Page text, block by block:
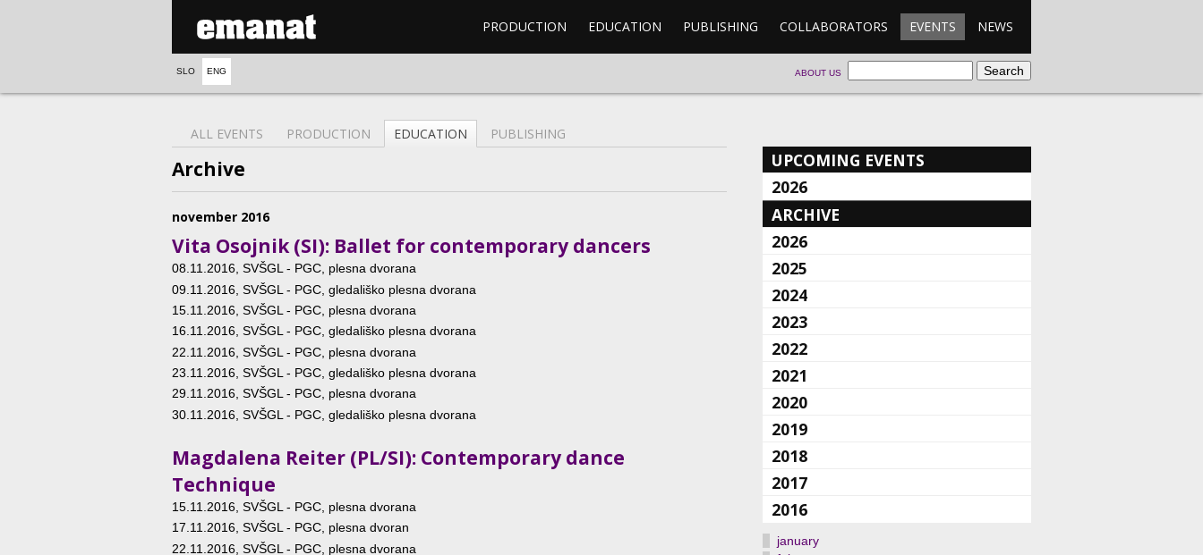
PRODUCTION EDUCATION PUBLISHING COLLABORATORS EVENTS NEWS
SLO ENG ABOUT US
ALL EVENTS PRODUCTION EDUCATION PUBLISHING
Archive
november 2016
Vita Osojnik (SI): Ballet for contemporary dancers
08.11.2016, SVŠGL - PGC, plesna dvorana
09.11.2016 , SVŠGL - PGC, gledališko plesna dvorana
15.11.2016 , SVŠGL - PGC, plesna dvorana
16.11.2016, SVŠGL - PGC, gledališko plesna dvorana
22.11.2016 , SVŠGL - PGC, plesna dvorana
23.11.2016 , SVŠGL - PGC, gledališko plesna dvorana
29.11.2016, SVŠGL - PGC, plesna dvorana
30.11.2016 , SVŠGL - PGC, gledališko plesna dvorana
Magdalena Reiter (PL/SI): Contemporary dance
Technique
15.11.2016 , SVŠGL - PGC, plesna dvorana
17.11.2016, SVŠGL - PGC, plesna dvoran
22.11.2016 , SVŠGL - PGC, plesna dvorana
UPCOMING EVENTS
2026
ARCHIVE
2026
2025
2024
2023
2022
2021
2020
2019
2018
2017
2016
january